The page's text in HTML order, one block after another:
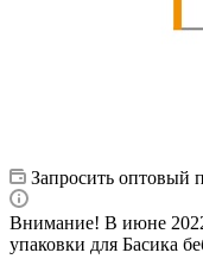
Запросить оптовый
Внимание! В июне
упаковки для Басика